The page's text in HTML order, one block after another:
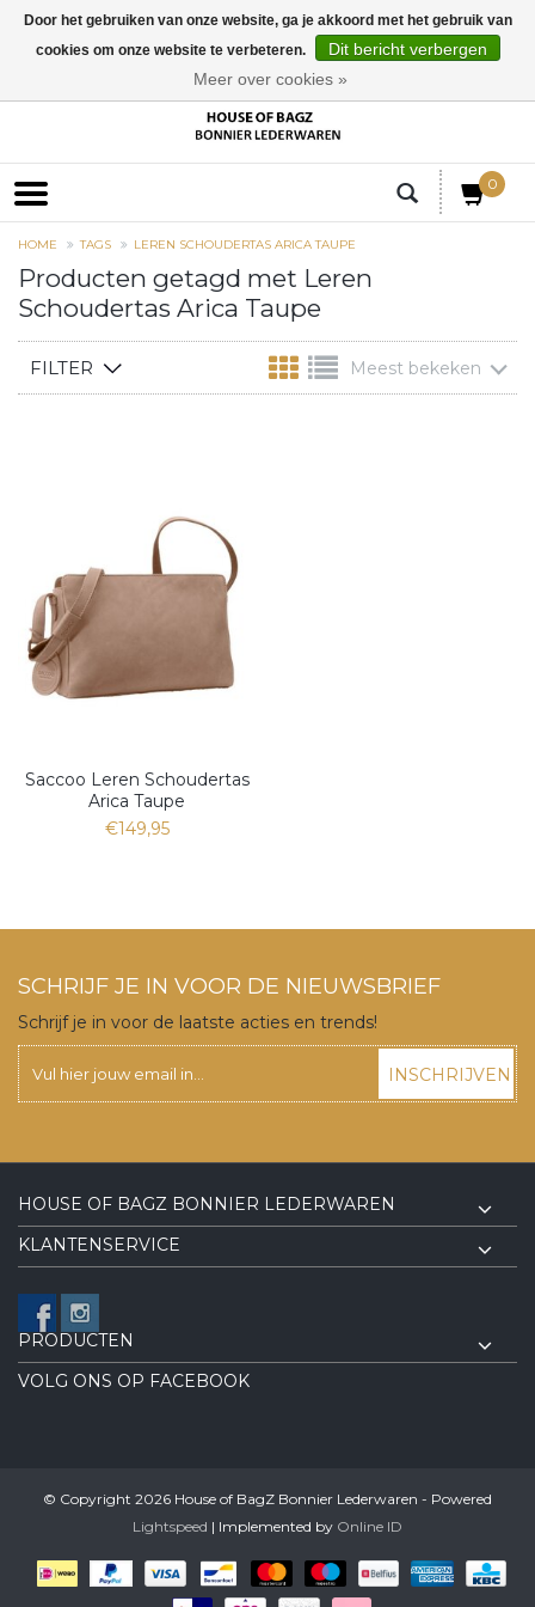
0
HOME TAGS LEREN SCHOUDERTAS ARICA TAUPE
Producten getagd met Leren
Schoudertas Arica Taupe
FILTER Meest bekeken
Saccoo Leren Schoudertas
Arica Taupe
€149,95
SCHRIJF JE IN VOOR DE NIEUWSBRIEF
Schrijf je in voor de laatste acties en trends!
INSCHRIJVEN
HOUSE OF BAGZ BONNIER LEDERWAREN
KLANTENSERVICE
PRODUCTEN
VOLG ONS OP FACEBOOK
© Copyright 2026 House of BagZ Bonnier Lederwaren - Powered
Lightspeed | Implemented by Online ID
Door het gebruiken van onze website, ga je akkoord met het gebruik van
cookies om onze website te verbeteren.
Dit bericht verbergen
Meer over cookies »